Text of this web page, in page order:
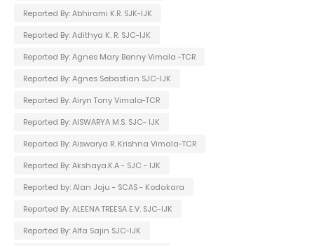
Reported By: Abhirami K.R. SJK-IJK
Reported By: Adithya K. R. SJC-IJK
Reported By: Agnes Mary Benny Vimala -TCR
Reported By: Agnes Sebastian SJC-IJK
Reported By: Airyn Tony Vimala-TCR
Reported By: AISWARYA M.S. SJC- IJK
Reported By: Aiswarya R. Krishna Vimala-TCR
Reported By: Akshaya.K.A - SJC - IJK
Reported by: Alan Joju - SCAS - Kodakara
Reported By: ALEENA TREESA E.V. SJC-IJK
Reported By: Alfa Sajin SJC-IJK